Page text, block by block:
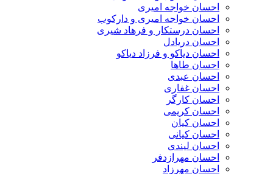
احسان خواجه امیری
احسان خواجه امیری و دارکوب
احسان درستكار و فرهاد شيرى
احسان دریادل
احسان دیاکو و فرزاد دیاکو
احسان طاها
احسان عبدی
احسان غفاری
احسان کارگر
احسان کریمی
احسان کیان
احسان کیانی
احسان لیندی
احسان مهرازدفر
احسان مهرزاد